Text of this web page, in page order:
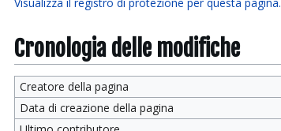
Cronologia delle modifiche
Creatore della pagina
Data di creazione della pagina